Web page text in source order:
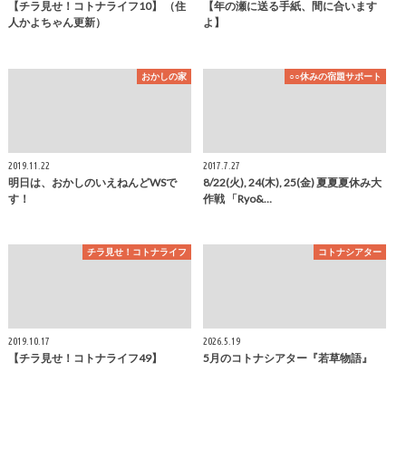
【チラ見せ！コトナライフ10】 （住
人かよちゃん更新）
【年の瀬に送る手紙、間に合います
よ】
おかしの家
2019.11.22
明日は、おかしのいえねんどWSで
す！
○○休みの宿題サポート
2017.7.27
8/22(火), 24(木), 25(金) 夏夏夏休み大
作戦 「Ryo&…
チラ見せ！コトナライフ
2019.10.17
【チラ見せ！コトナライフ49】
コトナシアター
2026.5.19
5月のコトナシアター『若草物語』